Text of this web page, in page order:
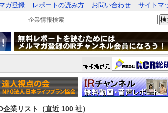
ガ登録 レポートの読み方 お問い合わせ サイトマ
企業情報検索
企業リスト（直近 100 社）